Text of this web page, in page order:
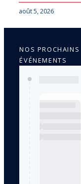
août 5, 2026
NOS PROCHAINS
ÉVÉNEMENTS